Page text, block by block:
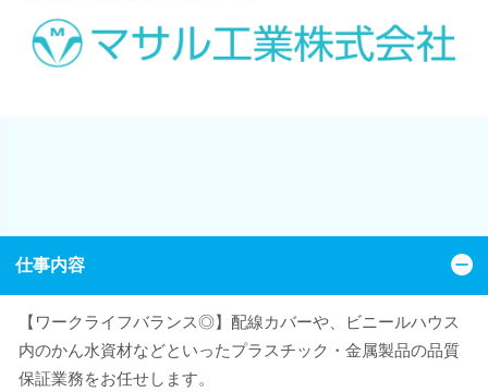
仕事内容
【ワークライフバランス◎】配線カバーや、ビニールハウス
内のかん水資材などといったプラスチック・金属製品の品質
保証業務をお任せします。